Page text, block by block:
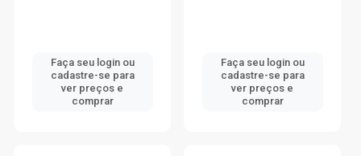
Faça seu login ou
cadastre-se para
ver preços e
comprar
Faça seu login ou
cadastre-se para
ver preços e
comprar